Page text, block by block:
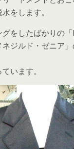
をします。
をしたばかりの
ジルド・ゼニア」
います。